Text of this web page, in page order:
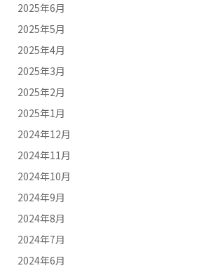
2025年6月
2025年5月
2025年4月
2025年3月
2025年2月
2025年1月
2024年12月
2024年11月
2024年10月
2024年9月
2024年8月
2024年7月
2024年6月